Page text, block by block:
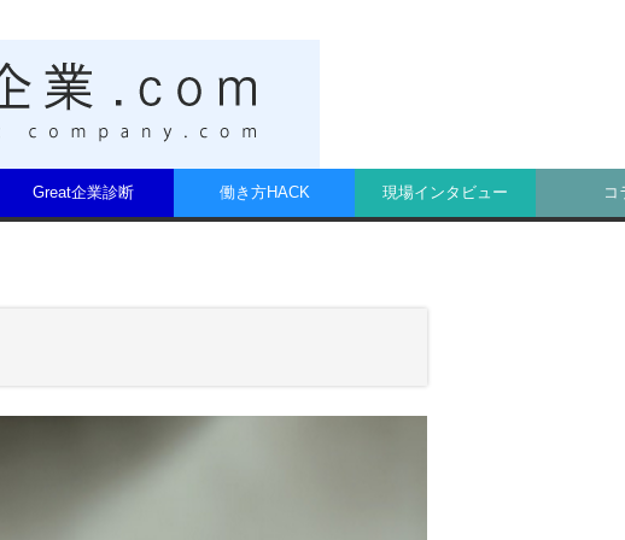
Great企業診断 働き方HACK 現場インタビュー コ